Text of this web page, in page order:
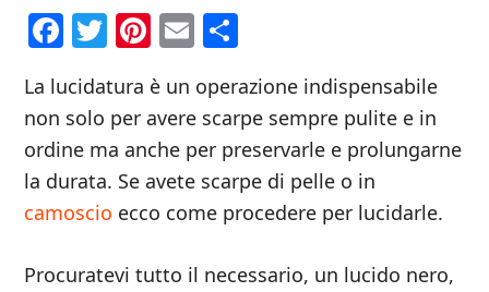
Facebook
TwitterPinterest
Email
La lucidatura è un operazione indispensabile
non solo per avere scarpe sempre pulite e in
ordine ma anche per preservarle e prolungarne
la durata. Se avete scarpe di pelle o in
camoscio ecco come procedere per lucidarle.
Procuratevi tutto il necessario, un lucido nero,